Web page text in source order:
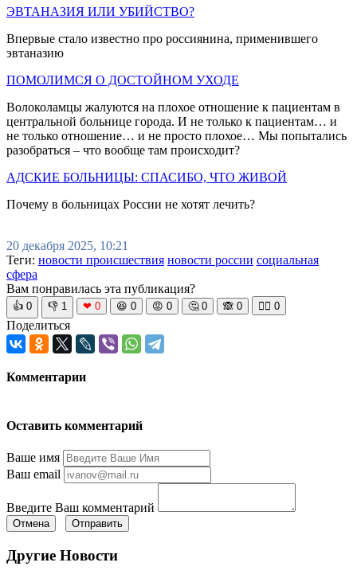
ЭВТАНАЗИЯ ИЛИ УБИЙСТВО?
Впервые стало известно про россиянина, применившего
эвтаназию
ПОМОЛИМСЯ О ДОСТОЙНОМ УХОДЕ
Волоколамцы жалуются на плохое отношение к пациентам в
центральной больнице города. И не только к пациентам… и
не только отношение… и не просто плохое… Мы попытались
разобраться – что вообще там происходит?
АДСКИЕ БОЛЬНИЦЫ: СПАСИБО, ЧТО ЖИВОЙ
Почему в больницах России не хотят лечить?
20 декабря 2025, 10:21
Теги: новости происшествия новости россии социальная
сфера
Вам понравилась эта публикация?
👍 0 👎 1 ❤ 0 😆 0 😡 0 🤔 0 🙈 0 🧘‍♀️ 0
Поделиться
Комментарии
Оставить комментарий
Ваше имя
Ваш email
Введите Ваш комментарий
Отмена Отправить
Другие Новости